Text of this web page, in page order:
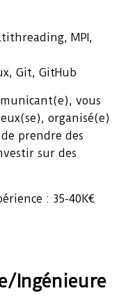
MPI,
Git, GitHub
vous
organisé(e)
prendre des
sur des
: 35-40K€
Ingénieure